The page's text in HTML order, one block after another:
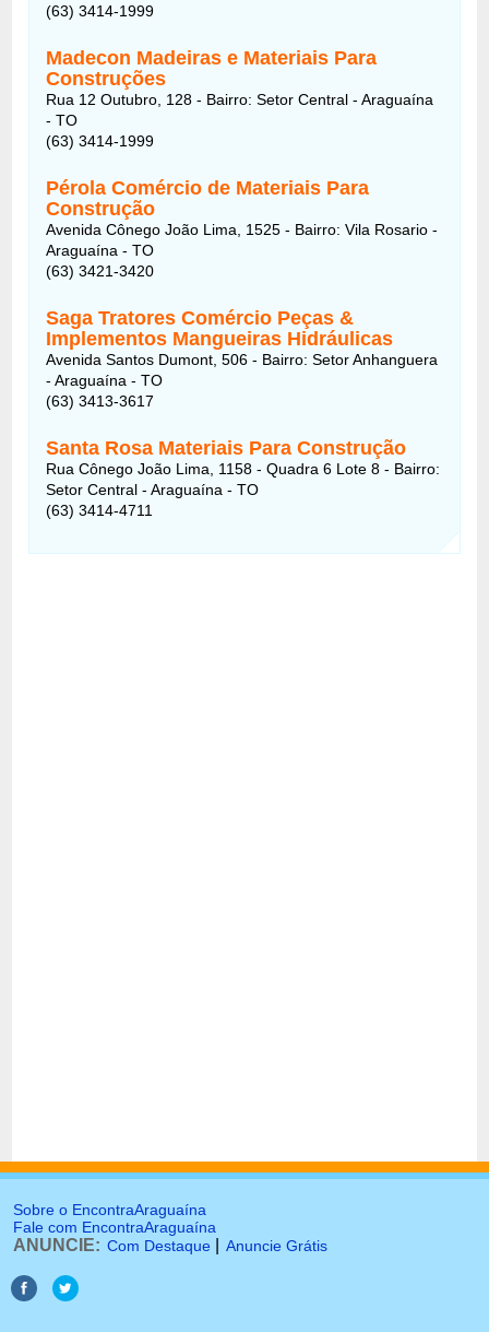
(63) 3414-1999
Madecon Madeiras e Materiais Para
Construções
Rua 12 Outubro, 128 - Bairro: Setor Central - Araguaína
- TO
(63) 3414-1999
Pérola Comércio de Materiais Para
Construção
Avenida Cônego João Lima, 1525 - Bairro: Vila Rosario -
Araguaína - TO
(63) 3421-3420
Saga Tratores Comércio Peças &
Implementos Mangueiras Hidráulicas
Avenida Santos Dumont, 506 - Bairro: Setor Anhanguera
- Araguaína - TO
(63) 3413-3617
Santa Rosa Materiais Para Construção
Rua Cônego João Lima, 1158 - Quadra 6 Lote 8 - Bairro:
Setor Central - Araguaína - TO
(63) 3414-4711
Sobre o EncontraAraguaína
Fale com EncontraAraguaína
ANUNCIE: Com Destaque Anuncie Grátis